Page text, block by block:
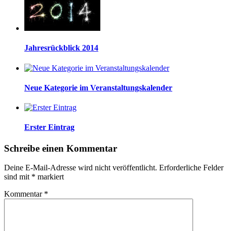
Jahresrückblick 2014
Neue Kategorie im Veranstaltungskalender
Erster Eintrag
Schreibe einen Kommentar
Deine E-Mail-Adresse wird nicht veröffentlicht. Erforderliche Felder
sind mit * markiert
Kommentar *